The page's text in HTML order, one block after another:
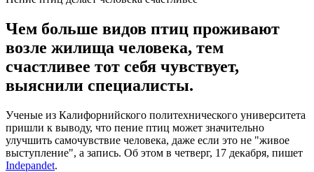
Чем больше видов птиц проживают
возле жилища человека, тем
счастливее тот себя чувствует,
выяснили специалисты.
Ученые из Калифорнийского политехнического университета
пришли к выводу, что пение птиц может значительно
улучшить самочувствие человека, даже если это не "живое
выступление", а запись. Об этом в четверг, 17 декабря, пишет
Indepandet.